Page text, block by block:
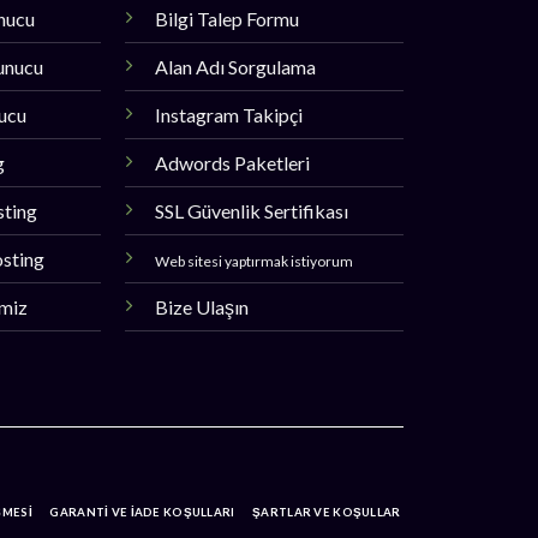
Bilgi Talep Formu
Alan Adı Sorgulama
Instagram Takipçi
Adwords Paketleri
SSL Güvenlik Sertifikası
Web sitesi yaptırmak istiyorum
Bize Ulaşın
GARANTİ VE İADE KOŞULLARI ŞARTLAR VE KOŞULLAR